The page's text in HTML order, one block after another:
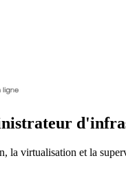
la virtualisation et la